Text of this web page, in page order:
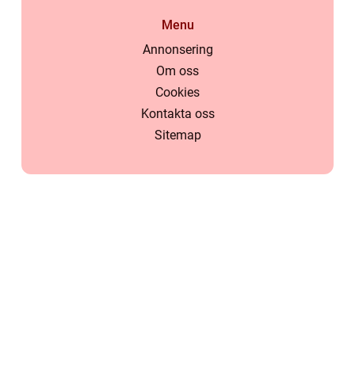
Menu
Annonsering
Om oss
Cookies
Kontakta oss
Sitemap